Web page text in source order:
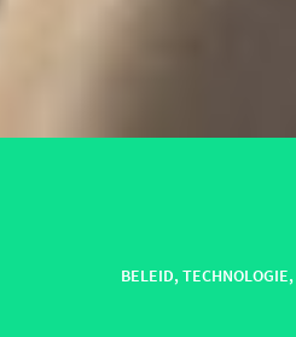
BELEID,TECHNOLOGIE,